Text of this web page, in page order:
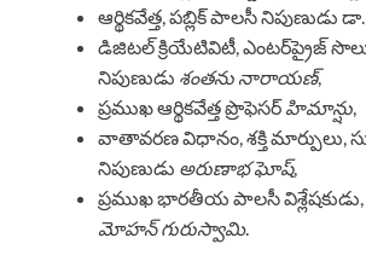
ఆర్థికవేత్త, పబ్లిక్ పాలసీ నిపుణుడు డా.
డిజిటల్ క్రియేటివిటీ, ఎంటర్‌ప్రైజ్
నిపుణుడు శంతను నారాయణ్,
ప్రముఖ ఆర్థికవేత్త ప్రొఫెసర్హిమాన్షు,
వాతావరణ విధానం, శక్తి మార్పులు,
నిపుణుడు అరుణాభ ఘోష్,
ప్రముఖ భారతీయ పాలసీ
మోహన్ గురుస్వామి.